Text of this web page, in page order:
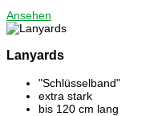
Ansehen
Lanyards
"Schlüsselband"
extra stark
bis 120 cm lang